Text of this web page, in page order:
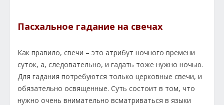
Пасхальное гадание на свечах
Как правило, свечи – это атрибут ночного времени
суток, а, следовательно, и гадать тоже нужно ночью.
Для гадания потребуются только церковные свечи, и
обязательно освященные. Суть состоит в том, что
нужно очень внимательно всматриваться в языки